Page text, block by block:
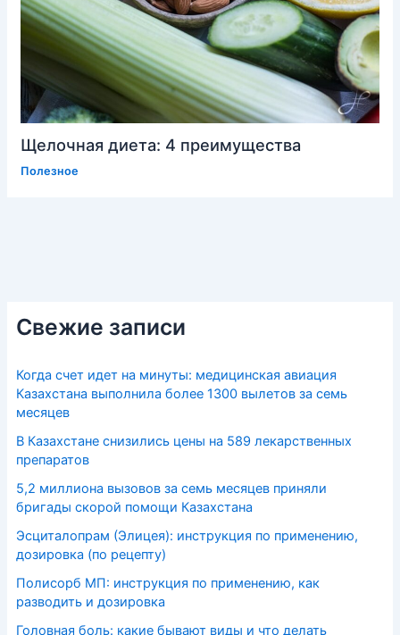
Щелочная диета: 4 преимущества
Полезное
Свежие записи
Когда счет идет на минуты: медицинская авиация
Казахстана выполнила более 1300 вылетов за семь
месяцев
В Казахстане снизились цены на 589 лекарственных
препаратов
5,2 миллиона вызовов за семь месяцев приняли
бригады скорой помощи Казахстана
Эсциталопрам (Элицея): инструкция по применению,
дозировка (по рецепту)
Полисорб МП: инструкция по применению, как
разводить и дозировка
Головная боль: какие бывают виды и что делать